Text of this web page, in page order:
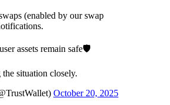
(enabled by our swap
assets remain safe🛡️
situation closely.
October 20, 2025